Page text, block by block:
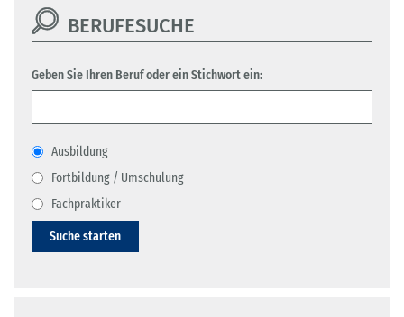
BERUFESUCHE
Geben Sie Ihren Beruf oder ein Stichwort ein:
Ausbildung
Fortbildung / Umschulung
Fachpraktiker
Suche starten